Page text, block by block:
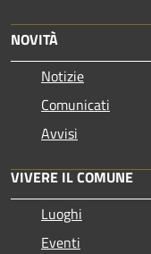
NOVITÀ
Notizie
Comunicati
Avvisi
VIVERE IL COMUNE
Luoghi
Eventi